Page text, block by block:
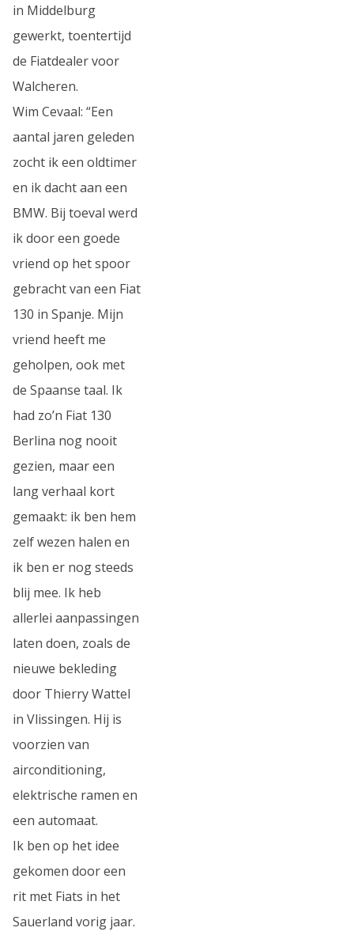
in Middelburg
gewerkt, toentertijd
de Fiatdealer voor
Walcheren.
Wim Cevaal: “Een
aantal jaren geleden
zocht ik een oldtimer
en ik dacht aan een
BMW. Bij toeval werd
ik door een goede
vriend op het spoor
gebracht van een Fiat
130 in Spanje. Mijn
vriend heeft me
geholpen, ook met
de Spaanse taal. Ik
had zo’n Fiat 130
Berlina nog nooit
gezien, maar een
lang verhaal kort
gemaakt: ik ben hem
zelf wezen halen en
ik ben er nog steeds
blij mee. Ik heb
allerlei aanpassingen
laten doen, zoals de
nieuwe bekleding
door Thierry Wattel
in Vlissingen. Hij is
voorzien van
airconditioning,
elektrische ramen en
een automaat.
Ik ben op het idee
gekomen door een
rit met Fiats in het
Sauerland vorig jaar.